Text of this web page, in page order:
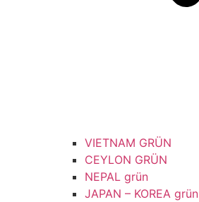
VIETNAM GRÜN
CEYLON GRÜN
NEPAL grün
JAPAN – KOREA grün